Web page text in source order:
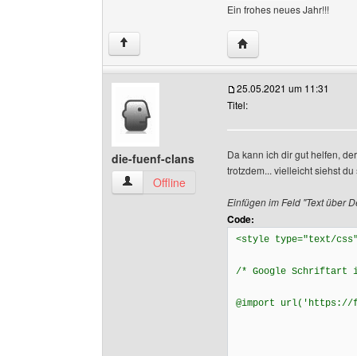
Ein frohes neues Jahr!!!
↑ Website dieses
die-fuenf-clans
die-fuenf-clans Benutzer-Profile anzeigen
Offline
25.05.2021 um 11:31
Titel:
Da kann ich dir gut helfen,
trotzdem... vielleicht siehst
Einfügen im Feld "Text über
Code:
<style type="text/
/* Google Schriftart
@import url('https://